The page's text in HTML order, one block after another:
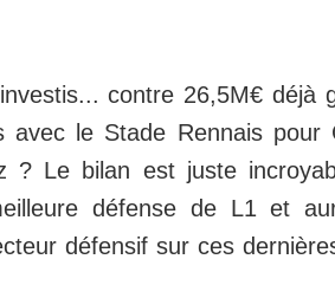
contre 26,5M€ déjà
avec le Stade Rennais pour
? Le bilan est juste
défense de L1 et
défensif sur ces